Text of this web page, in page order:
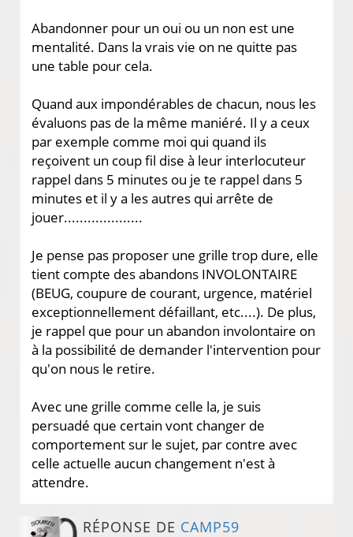
Abandonner pour un oui ou un non est une
mentalité. Dans la vrais vie on ne quitte pas
une table pour cela.
Quand aux impondérables de chacun, nous les
évaluons pas de la même maniéré. Il y a ceux
par exemple comme moi qui quand ils
reçoivent un coup fil dise à leur interlocuteur
rappel dans 5 minutes ou je te rappel dans 5
minutes et il y a les autres qui arrête de
jouer....................
Je pense pas proposer une grille trop dure, elle
tient compte des abandons INVOLONTAIRE
(BEUG, coupure de courant, urgence, matériel
exceptionnellement défaillant, etc....). De plus,
je rappel que pour un abandon involontaire on
à la possibilité de demander l'intervention pour
qu'on nous le retire.
Avec une grille comme celle la, je suis
persuadé que certain vont changer de
comportement sur le sujet, par contre avec
celle actuelle aucun changement n'est à
attendre.
RÉPONSE DE CAMP59